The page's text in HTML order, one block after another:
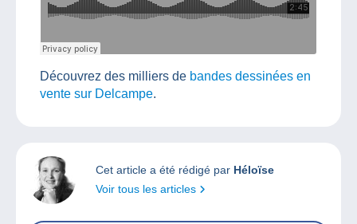
Découvrez des milliers de bandes dessinées en
vente sur Delcampe.
Cet article a été rédigé par Héloïse
Voir tous les articles